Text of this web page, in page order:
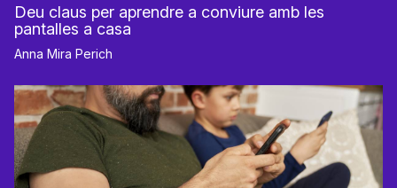
Deu claus per aprendre a conviure amb les
pantalles a casa
Anna Mira Perich